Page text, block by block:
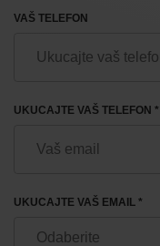
VAŠ TELEFON
UKUCAJTE VAŠ TELEFON *
UKUCAJTE VAŠ EMAIL *